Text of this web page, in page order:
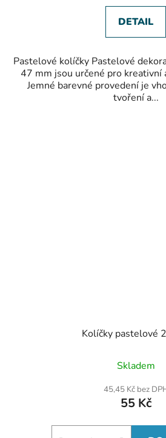
5
DETAIL
Pastelové kolíčky Pastelové
47 mm jsou určené pro kreativní
Jemné barevné provedení je
tvoření a...
Kolíčky pastelové
Skladem
45,45 Kč bez
55 Kč